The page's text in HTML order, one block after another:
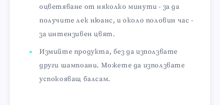
оцветяване от няколко минути - за да
получите лек нюанс, и около половин час -
за интензивен цвят.
Измийте продукта, без да използвате
други шампоани. Можете да използвате
успокояващ балсам.